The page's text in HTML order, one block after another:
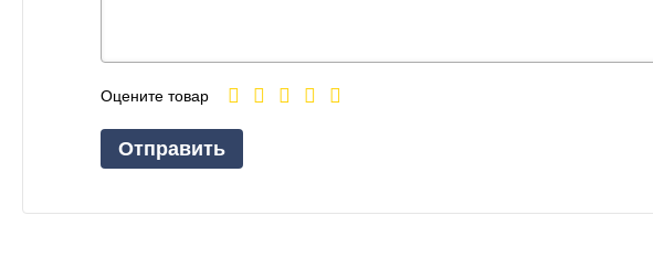
Оцените товар
Отправить